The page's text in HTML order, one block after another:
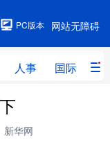
网站无障碍
PC版本
人事 国际 财
新华网